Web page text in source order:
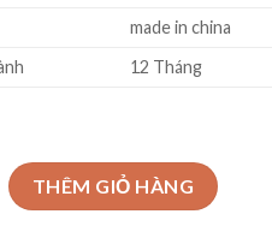
made in china
12 Tháng
thải inox Veratti DGT100 1.1kw
THÊM GIỎ HÀNG